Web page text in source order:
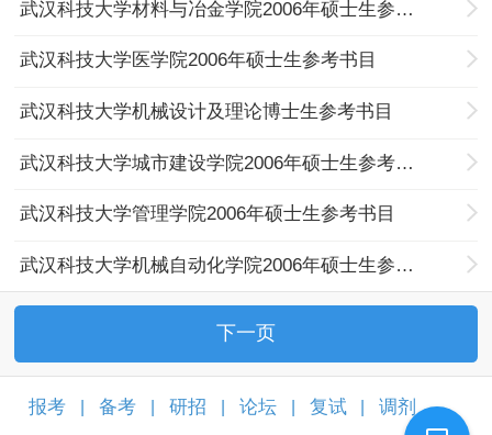
武汉科技大学材料与冶金学院2006年硕士生参考书目
武汉科技大学医学院2006年硕士生参考书目
武汉科技大学机械设计及理论博士生参考书目
武汉科技大学城市建设学院2006年硕士生参考书目
武汉科技大学管理学院2006年硕士生参考书目
武汉科技大学机械自动化学院2006年硕士生参考书目
下一页
报考 备考 研招 论坛 复试 调剂